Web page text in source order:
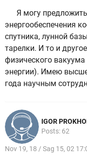
Я могу
энергообеспечения
спутника, лунной
тарелки. И то и
физического
энергии). Имею
года научным
IGOR
Posts: 62
Nov 19, 18 / Sag 15, 02